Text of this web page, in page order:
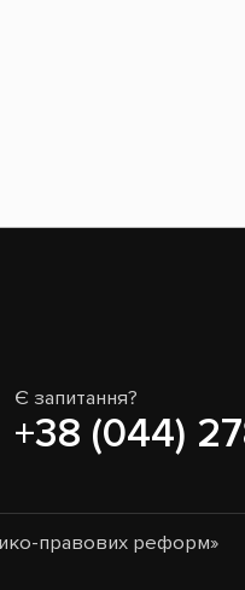
Є запитання?
+38 (044)
правових реформ»